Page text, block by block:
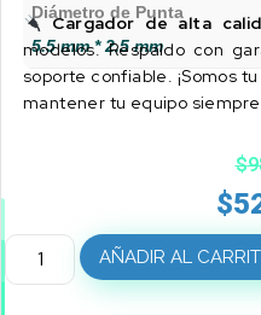
Diámetro de Punta
5.5 mm * 2.5 mm
Cargador de alta
modelos. Respaldo con
soporte confiable. ¡Somos
mantener tu equipo
$
$
AÑADIR AL